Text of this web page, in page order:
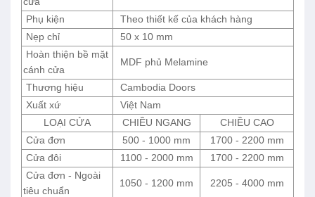
Phụ kiện
Theo thiết kế của khách hàng
Nẹp chỉ
50 x 10 mm
Hoàn thiện bề mặt
cánh cửa
MDF phủ Melamine
Thương hiệu
Cambodia Doors
Xuất xứ
Việt Nam
LOẠI CỬA
CHIỀU NGANG
CHIỀU CAO
Cửa đơn
500 - 1000 mm
1700 - 2200 mm
Cửa đôi
1100 - 2000 mm
1700 - 2200 mm
Cửa đơn - Ngoài
tiêu chuẩn
1050 - 1200 mm 2205 - 4000 mm